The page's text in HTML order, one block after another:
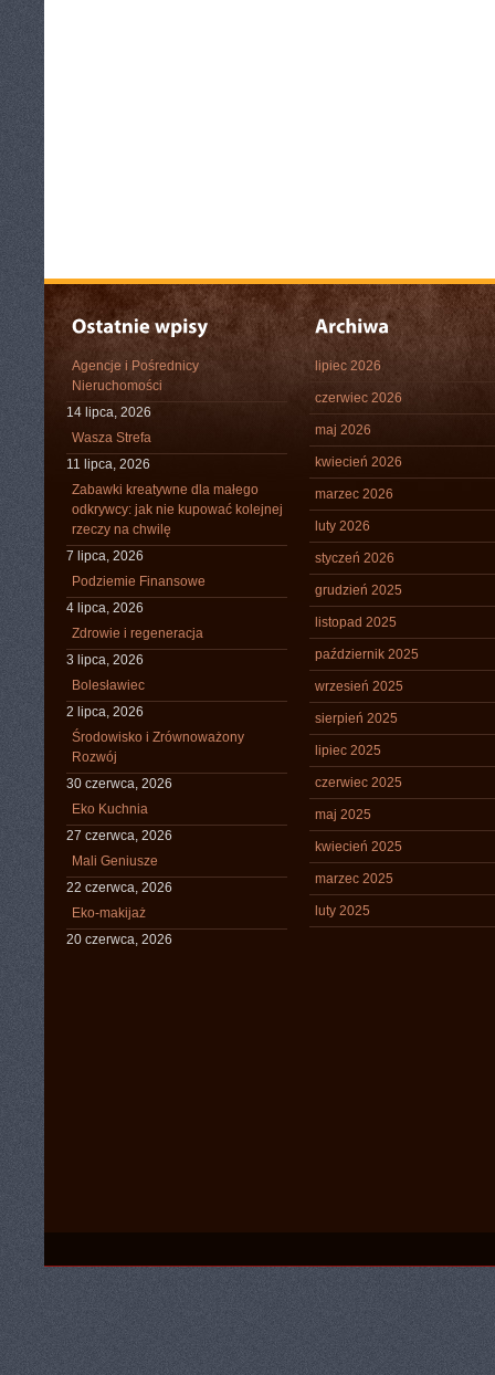
Agencje i Pośrednicy
Nieruchomości
14 lipca, 2026
Wasza Strefa
11 lipca, 2026
Zabawki kreatywne dla małego
odkrywcy: jak nie kupować kolejnej
rzeczy na chwilę
7 lipca, 2026
Podziemie Finansowe
4 lipca, 2026
Zdrowie i regeneracja
3 lipca, 2026
Bolesławiec
2 lipca, 2026
Środowisko i Zrównoważony
Rozwój
30 czerwca, 2026
Eko Kuchnia
27 czerwca, 2026
Mali Geniusze
22 czerwca, 2026
Eko-makijaż
20 czerwca, 2026
lipiec 2026
czerwiec 2026
maj 2026
kwiecień 2026
marzec 2026
luty 2026
styczeń 2026
grudzień 2025
listopad 2025
październik 2025
wrzesień 2025
sierpień 2025
lipiec 2025
czerwiec 2025
maj 2025
kwiecień 2025
marzec 2025
luty 2025